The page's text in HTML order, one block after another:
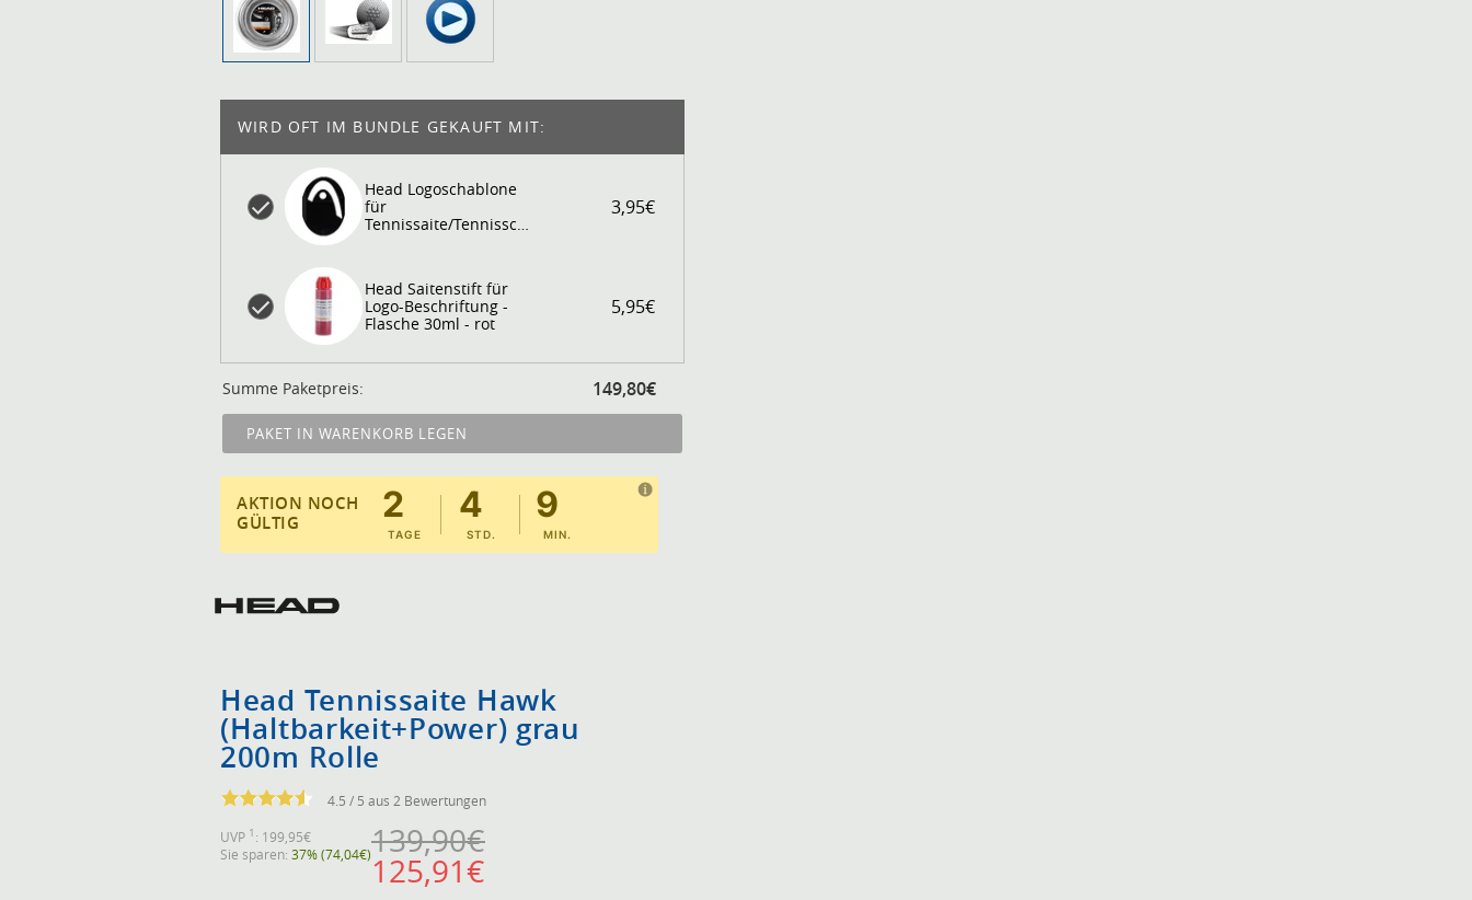
WIRD OFT IM BUNDLE GEKAUFT MIT:
Head Logoschablone
für
Tennissaite/Tennisschläger
3,95€
Head Saitenstift für
Logo-Beschriftung -
Flasche 30ml - rot
5,95€
Summe Paketpreis: 149,80€
PAKET IN WARENKORB LEGEN
AKTION NOCH
GÜLTIG
Montag, 10. August 20262
TAGE
4
STD.
9
MIN.
Head Tennissaite Hawk
(Haltbarkeit+Power) grau
200m Rolle
4.5 / 5 aus 2 Bewertungen
139,90€
125,91€
UVP 1 : 199,95€
Sie sparen: 37% (74,04€)